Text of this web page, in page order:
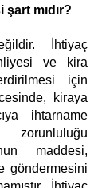
mıdır?
ve kira
için
kiraya
ihtarname
maddesi,
göndermesini